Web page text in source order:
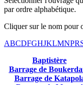
par ordre alphabétique.
Cliquer sur le nom pour
ABCDFGHJKLMNPR
Baptistère
Barrage de
Barrage de